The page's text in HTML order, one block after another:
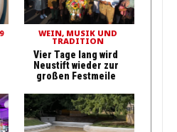
WEIN, MUSIK UND
TRADITION
Vier Tage lang wird
Neustift wieder zur
großen Festmeile